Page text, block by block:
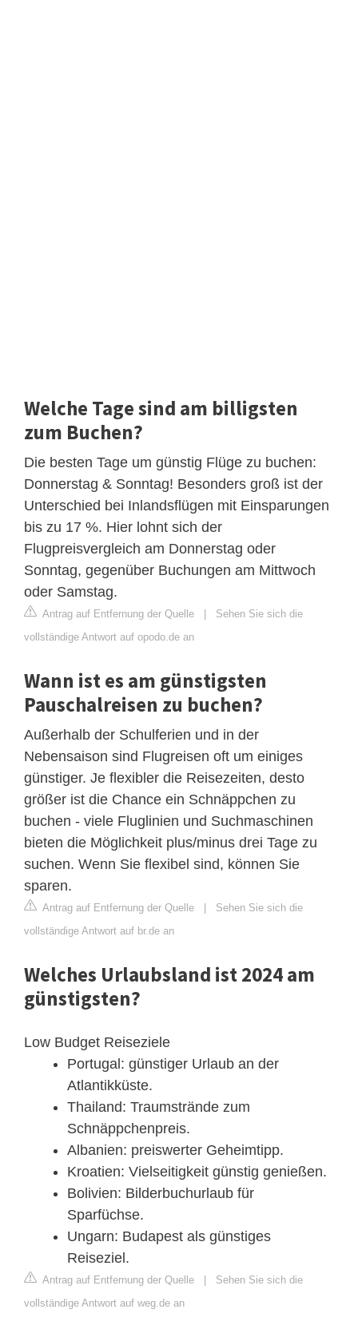
Welche Tage sind am billigsten
zum Buchen?
Die besten Tage um günstig Flüge zu buchen:
Donnerstag & Sonntag! Besonders groß ist der
Unterschied bei Inlandsflügen mit Einsparungen
bis zu 17 %. Hier lohnt sich der
Flugpreisvergleich am Donnerstag oder
Sonntag, gegenüber Buchungen am Mittwoch
oder Samstag.
Antrag auf Entfernung der Quelle | Sehen Sie sich die
vollständige Antwort auf opodo.de an
Wann ist es am günstigsten
Pauschalreisen zu buchen?
Außerhalb der Schulferien und in der
Nebensaison sind Flugreisen oft um einiges
günstiger. Je flexibler die Reisezeiten, desto
größer ist die Chance ein Schnäppchen zu
buchen - viele Fluglinien und Suchmaschinen
bieten die Möglichkeit plus/minus drei Tage zu
suchen. Wenn Sie flexibel sind, können Sie
sparen.
Antrag auf Entfernung der Quelle | Sehen Sie sich die
vollständige Antwort auf br.de an
Welches Urlaubsland ist 2024 am
günstigsten?
Low Budget Reiseziele
Portugal: günstiger Urlaub an der
Atlantikküste.
Thailand: Traumstrände zum
Schnäppchenpreis.
Albanien: preiswerter Geheimtipp.
Kroatien: Vielseitigkeit günstig genießen.
Bolivien: Bilderbuchurlaub für
Sparfüchse.
Ungarn: Budapest als günstiges
Reiseziel.
Antrag auf Entfernung der Quelle | Sehen Sie sich die
vollständige Antwort auf weg.de an